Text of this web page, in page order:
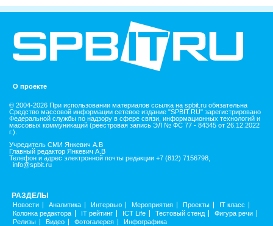
О проекте
© 2004-2026 При использовании материалов ссылка на spbit.ru обязательна
Средство массовой информации сетевое издание "SPBIT.RU" зарегистрировано
Федеральной службы по надзору в сфере связи, информационных технологий и
массовых коммуникаций (реестровая запись ЭЛ № ФС 77 - 84345 от 26.12.2022
г.).
Учредитель СМИ Янкевич А.В
Главный редактор Янкевич А.В
Телефон и адрес электронной почты редакции +7 (812) 7156798,
info@spbit.ru
РАЗДЕЛЫ
Новости Аналитика Интервью Мероприятия Проекты
IT класс
Колонка редактора
IT рейтинг ICT Life Тестовый стенд
Фигура речи
Релизы
Видео Фотогалерея Инфографика